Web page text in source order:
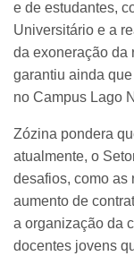
e de estudantes,
Universitário e a
da exoneração da
garantiu ainda
no Campus Lago
Zózina pondera
atualmente, o
desafios, como as
aumento de
a organização da
docentes jovens